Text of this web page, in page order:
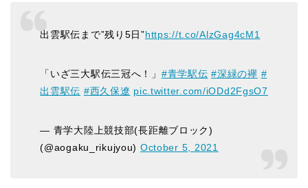
出雲駅伝まで”残り5日”https://t.co/AlzGag4cM1
「いざ三大駅伝三冠へ！」 #青学駅伝 #深緑の襷 #
出雲駅伝 #西久保遼 pic.twitter.com/iODd2FgsO7
— 青学大陸上競技部(長距離ブロック)
(@aogaku_rikujyou) October 5, 2021